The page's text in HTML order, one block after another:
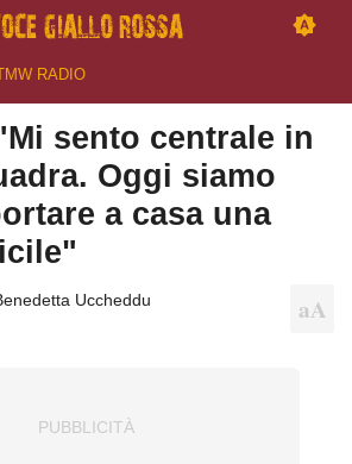
RADIO
sento centrale in
Oggi siamo
a casa una
Uccheddu